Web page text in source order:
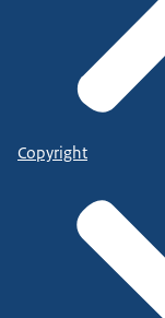
Copyright